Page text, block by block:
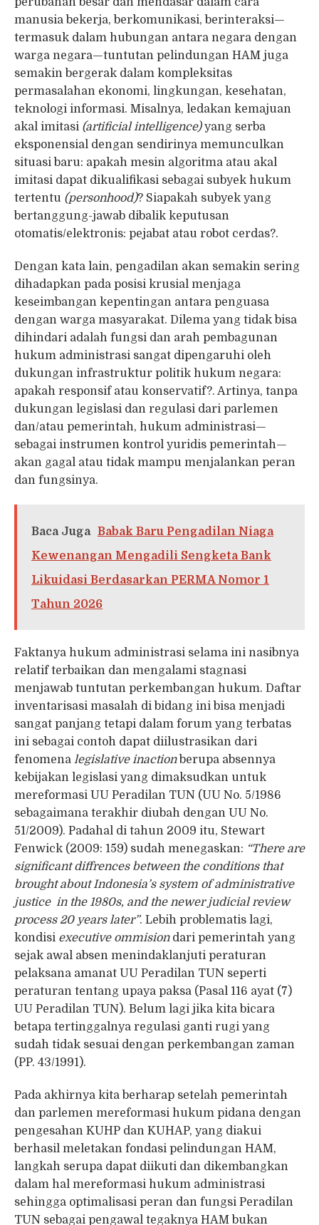
manusia bekerja, berkomunikasi, berinteraksi—
termasuk dalam hubungan antara negara dengan
warga negara—tuntutan pelindungan HAM juga
semakin bergerak dalam kompleksitas
permasalahan ekonomi, lingkungan, kesehatan,
teknologi informasi. Misalnya, ledakan kemajuan
akal imitasi (artificial intelligence)yang serba
eksponensial dengan sendirinya memunculkan
situasi baru: apakah mesin algoritma atau akal
imitasi dapat dikualifikasi sebagai subyek hukum
tertentu (personhood)? Siapakah subyek yang
bertanggung-jawab dibalik keputusan
otomatis/elektronis: pejabat atau robot cerdas?.
Dengan kata lain, pengadilan akan semakin sering
dihadapkan pada posisi krusial menjaga
keseimbangan kepentingan antara penguasa
dengan warga masyarakat. Dilema yang tidak bisa
dihindari adalah fungsi dan arah pembagunan
hukum administrasi sangat dipengaruhi oleh
dukungan infrastruktur politik hukum negara:
apakah responsif atau konservatif?. Artinya, tanpa
dukungan legislasi dan regulasi dari parlemen
dan/atau pemerintah, hukum administrasi—
sebagai instrumen kontrol yuridis pemerintah—
akan gagal atau tidak mampu menjalankan peran
dan fungsinya.
Baca Juga Babak Baru Pengadilan Niaga
Kewenangan Mengadili Sengketa Bank
Likuidasi Berdasarkan PERMA Nomor 1
Tahun 2026
Faktanya hukum administrasi selama ini nasibnya
relatif terbaikan dan mengalami stagnasi
menjawab tuntutan perkembangan hukum. Daftar
inventarisasi masalah di bidang ini bisa menjadi
sangat panjang tetapi dalam forum yang terbatas
ini sebagai contoh dapat diilustrasikan dari
fenomena legislative inactionberupa absennya
kebijakan legislasi yang dimaksudkan untuk
mereformasi UU Peradilan TUN (UU No. 5/1986
sebagaimana terakhir diubah dengan UU No.
51/2009). Padahal di tahun 2009 itu, Stewart
Fenwick (2009: 159) sudah menegaskan: “There are
significant diffrences between the conditions that
brought about Indonesia’s system of administrative
justice in the 1980s, and the newer judicial review
process 20 years later”. Lebih problematis lagi,
kondisi executive ommisiondari pemerintah yang
sejak awal absen menindaklanjuti peraturan
pelaksana amanat UU Peradilan TUN seperti
peraturan tentang upaya paksa (Pasal 116 ayat (7)
UU Peradilan TUN). Belum lagi jika kita bicara
betapa tertinggalnya regulasi ganti rugi yang
sudah tidak sesuai dengan perkembangan zaman
(PP. 43/1991).
Pada akhirnya kita berharap setelah pemerintah
dan parlemen mereformasi hukum pidana dengan
pengesahan KUHP dan KUHAP, yang diakui
berhasil meletakan fondasi pelindungan HAM,
langkah serupa dapat diikuti dan dikembangkan
dalam hal mereformasi hukum administrasi
sehingga optimalisasi peran dan fungsi Peradilan
TUN sebagai pengawal tegaknya HAM bukan